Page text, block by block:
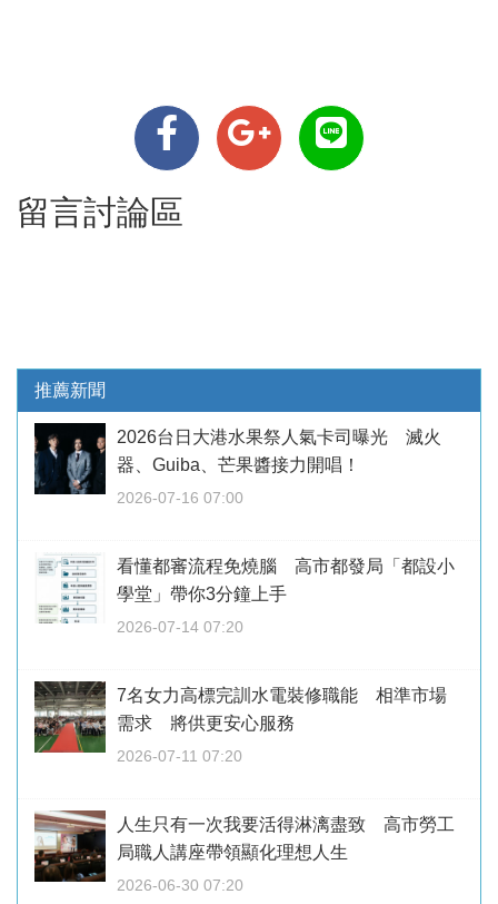
留言討論區
推薦新聞
2026台日大港水果祭人氣卡司曝光 滅火
器、Guiba、芒果醬接力開唱！
2026-07-16 07:00
看懂都審流程免燒腦 高市都發局「都設小
學堂」帶你3分鐘上手
2026-07-14 07:20
7名女力高標完訓水電裝修職能 相準市場
需求 將供更安心服務
2026-07-11 07:20
人生只有一次我要活得淋漓盡致 高市勞工
局職人講座帶領顯化理想人生
2026-06-30 07:20